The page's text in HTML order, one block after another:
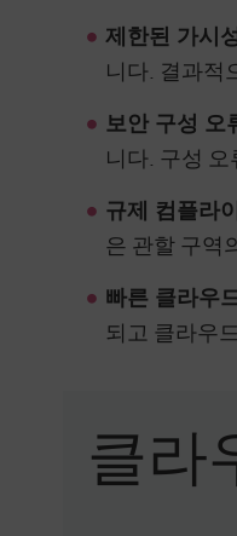
제한된 가시
니다. 결과적
보안 구성 오
니다. 구성
규제 컴플라
은 관할 구역
빠른 클라우
되고 클라우
클라